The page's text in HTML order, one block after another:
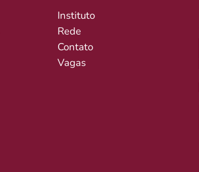
Instituto
Rede
Contato
Vagas